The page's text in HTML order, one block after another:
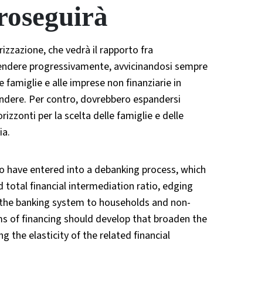
che vedrà il rapporto fra
progressivamente, avvicinandosi sempre
famiglie e alle imprese non finanziarie in
Per contro, dovrebbero espandersi
per la scelta delle famiglie e delle
have entered into a debanking process, which
total financial intermediation ratio, edging
banking system to households and non-
of financing should develop that broaden the
the elasticity of the related financial